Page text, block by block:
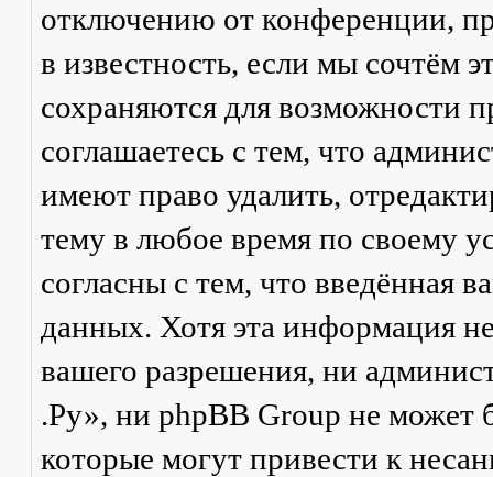
отключению от конференции,
в известность, если мы сочтём
сохраняются для возможности
соглашаетесь с тем, что
имеют право удалить,
тему в любое время по своему
согласны с тем, что введённая
данных. Хотя эта информация
вашего разрешения, ни
.Ру», ни phpBB Group не может
которые могут привести к